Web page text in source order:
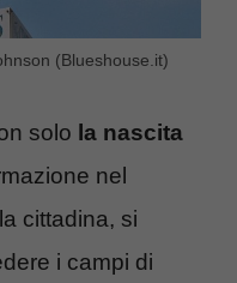
(Blueshouse.it)
solo la nascita
nel
cittadina, si
i campi di